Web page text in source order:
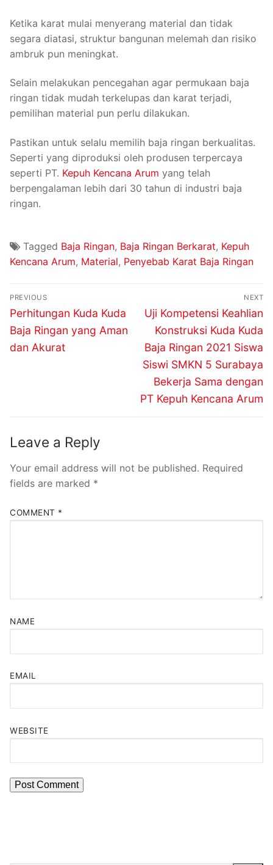
Ketika karat mulai menyerang material dan tidak
segara diatasi, struktur bangunan melemah dan risiko
ambruk pun meningkat.
Selain melakukan pencegahan agar permukaan baja
ringan tidak mudah terkelupas dan karat terjadi,
pemilihan material pun perlu dilakukan.
Pastikan untuk selalu memilih baja ringan berkualitas.
Seperti yang diproduksi oleh produsen terpercaya
seperti PT. Kepuh Kencana Arum yang telah
berpengalaman lebih dari 30 tahun di industri baja
ringan.
Tagged Baja Ringan, Baja Ringan Berkarat, Kepuh
Kencana Arum, Material, Penyebab Karat Baja Ringan
PREVIOUS
Perhitungan Kuda Kuda
Baja Ringan yang Aman
dan Akurat
NEXT
Uji Kompetensi Keahlian
Konstruksi Kuda Kuda
Baja Ringan 2021 Siswa
Siswi SMKN 5 Surabaya
Bekerja Sama dengan
PT Kepuh Kencana Arum
Leave a Reply
Your email address will not be published. Required
fields are marked *
COMMENT *
NAME
EMAIL
WEBSITE